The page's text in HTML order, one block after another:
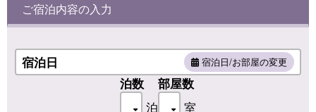
少人数でのご利用に最適なお部屋で、ビジネスでのご滞在は
もちろん、カップルやご友人同士のご旅行にもおすすめで
ご宿泊内容の入力
宿泊日 宿泊日/お部屋の変更
泊数
泊
部屋数
室